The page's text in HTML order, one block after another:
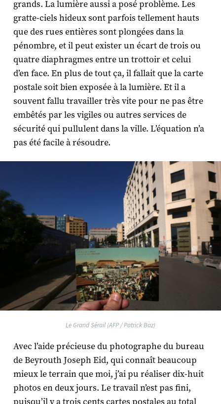
grands. La lumière aussi a posé problème. Les
gratte-ciels hideux sont parfois tellement hauts
que des rues entières sont plongées dans la
pénombre, et il peut exister un écart de trois ou
quatre diaphragmes entre un trottoir et celui
d’en face. En plus de tout ça, il fallait que la carte
postale soit bien exposée à la lumière. Et il a
souvent fallu travailler très vite pour ne pas être
embêtés par les vigiles ou autres services de
sécurité qui pullulent dans la ville. L’équation n’a
pas été facile à résoudre.
Le Grand Sérail (AFP / Patrick Baz)
Avec l’aide précieuse du photographe du bureau
de Beyrouth Joseph Eid, qui connaît beaucoup
mieux le terrain que moi, j’ai pu réaliser dix-huit
photos en deux jours. Le travail n’est pas fini,